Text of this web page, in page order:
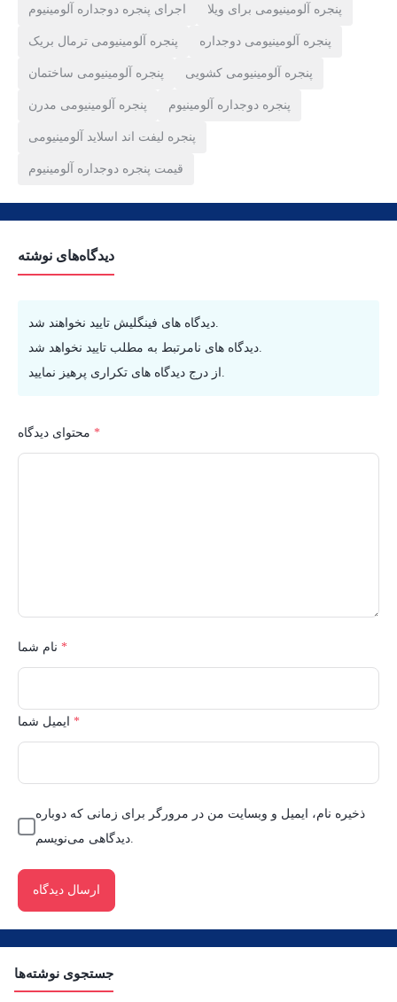
جستجوی نوشته‌ها
اجرای پنجره دوجداره آلومینیوم پنجره آلومینیومی برای ویلا
پنجره آلومینیومی ترمال بریک پنجره آلومینیومی دوجداره
پنجره آلومینیومی ساختمان پنجره آلومینیومی کشویی
پنجره آلومینیومی مدرن پنجره دوجداره آلومینیوم
پنجره لیفت اند اسلاید آلومینیومی
قیمت پنجره دوجداره آلومینیوم
دیدگاه‌های نوشته
دیدگاه های فینگلیش تایید نخواهند شد.
دیدگاه های نامرتبط به مطلب تایید نخواهد شد.
از درج دیدگاه های تکراری پرهیز نمایید.
محتوای دیدگاه *
نام شما *
ایمیل شما *
ذخیره نام، ایمیل و وبسایت من در مرورگر برای زمانی که دوباره
دیدگاهی می‌نویسم.